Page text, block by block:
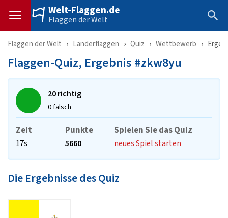
Welt-Flaggen.de
Flaggen der Welt
Flaggen der Welt Länderflaggen Quiz Wettbewerb
Flaggen-Quiz, Ergebnis #zkw8yu
20 richtig
0 falsch
Zeit
17s
Punkte
5660
Spielen Sie das Quiz
neues Spiel starten
Die Ergebnisse des Quiz